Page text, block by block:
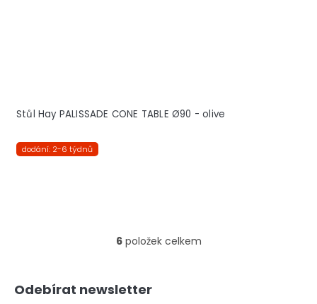
Stůl Hay PALISSADE CONE TABLE Ø90 - olive
dodání: 2-6 týdnů
O
6položek celkem
Odebírat newsletter